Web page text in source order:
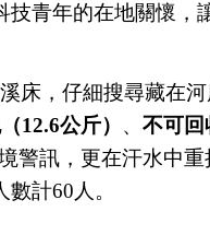
青年的在地關懷
，仔細搜尋藏在
12.6公斤） 、 不可回
訊，更在汗水中
計60人。